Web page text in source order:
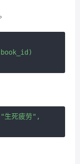
死疲劳",